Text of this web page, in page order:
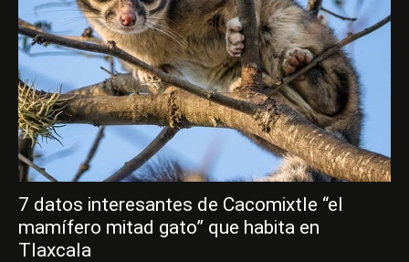
7 datos interesantes de Cacomixtle “el
mamífero mitad gato” que habita en
Tlaxcala